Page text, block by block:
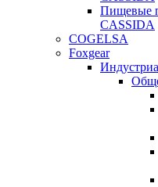
Пищевые
CASSIDA
COGELSA
Foxgear